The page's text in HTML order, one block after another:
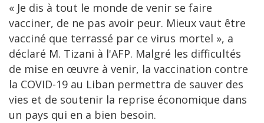
« Je dis à tout le monde de venir se faire
vacciner, de ne pas avoir peur. Mieux vaut être
vacciné que terrassé par ce virus mortel », a
déclaré M. Tizani à l'AFP. Malgré les difficultés
de mise en œuvre à venir, la vaccination contre
la COVID-19 au Liban permettra de sauver des
vies et de soutenir la reprise économique dans
un pays qui en a bien besoin.